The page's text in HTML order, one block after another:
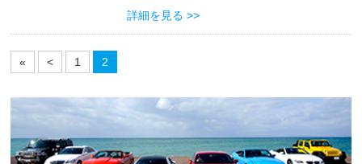
詳細を見る >>
« < 1 2